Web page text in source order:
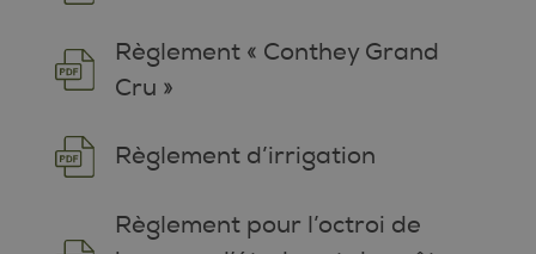
Règlement « Conthey Grand
Cru »
Règlement d’irrigation
Règlement pour l’octroi de